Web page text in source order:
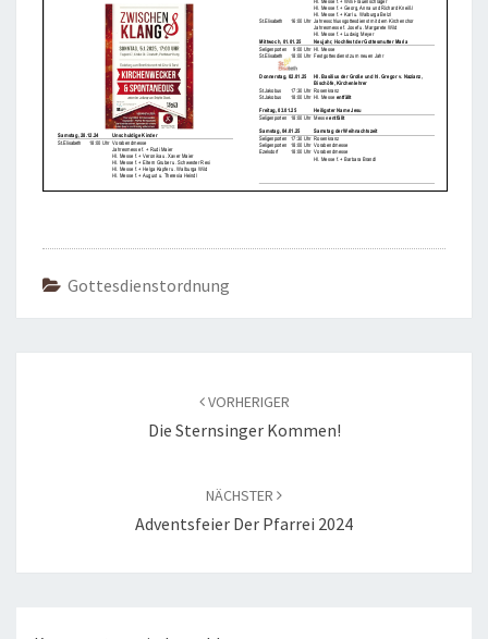
Gottesdienstordnung
VORHERIGER
Die Sternsinger Kommen!
NÄCHSTER
Adventsfeier Der Pfarrei 2024